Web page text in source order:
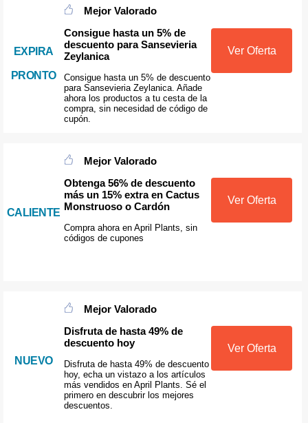
EXPIRA
PRONTO
Mejor Valorado
Consigue hasta un 5% de
descuento para Sansevieria
Zeylanica
Consigue hasta un 5% de descuento
para Sansevieria Zeylanica. Añade
ahora los productos a tu cesta de la
compra, sin necesidad de código de
cupón.
Ver Oferta
CALIENTE
Mejor Valorado
Obtenga 56% de descuento
más un 15% extra en Cactus
Monstruoso o Cardón
Compra ahora en April Plants, sin
códigos de cupones
Ver Oferta
NUEVO
Mejor Valorado
Disfruta de hasta 49% de
descuento hoy
Disfruta de hasta 49% de descuento
hoy, echa un vistazo a los artículos
más vendidos en April Plants. Sé el
primero en descubrir los mejores
descuentos.
Ver Oferta